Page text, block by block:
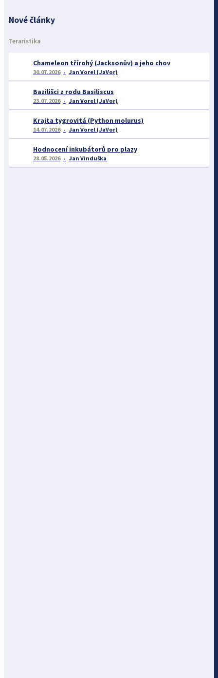
Nové články
Teraristika
Chameleon třírohý (Jacksonův) a jeho chov
30.07.2026 Jan Vorel (JaVor)
Bazilišci z rodu Basiliscus
23.07.2026 Jan Vorel (JaVor)
Krajta tygrovitá (Python molurus)
14.07.2026 Jan Vorel (JaVor)
Hodnocení inkubátorů pro plazy
28.05.2026 Jan Vinduška